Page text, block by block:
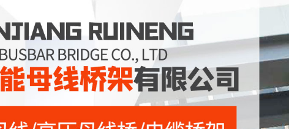
槽式电缆桥架
梯式电缆桥架
托盘式电缆桥架
防火电缆桥架
常见问题解答